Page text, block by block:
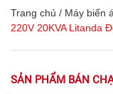
Trang chủ / Máy biến
220V 20KVA Litanda
SẢN PHẨM BÁN